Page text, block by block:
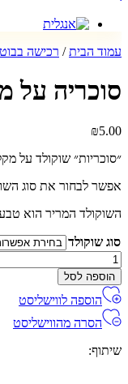
עמוד הבית/רכישה
סוכריה על
₪5.00
״סוכריות״ שוקולד על
אפשר לבחור את סוג
השוקולד המריר הוא
סוג שוקולד
כמות
של
סוכריה
על
מקל
הוספה לסל
הוספה לווישליסט
הסרה מהווישליסט
שיתוף: